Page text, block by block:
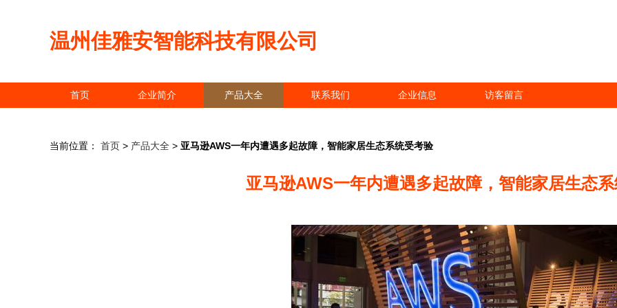
温州佳雅安智能科技有限公司
首页 企业简介 产品大全 联系我们 企业信息 访客留言
当前位置： 首页 > 产品大全 > 亚马逊AWS一年内遭遇多起故障，智能家居生态系统受考验
亚马逊AWS一年内遭遇多起故障，智能家居生态